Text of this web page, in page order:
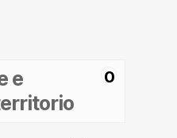
0
e